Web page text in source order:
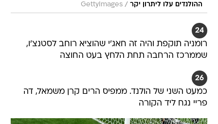
ההולנדים עלו ליתרון יקר /
GettyImages
24
רומניה תוקפת והיה זה חאג'י שהוציא רוחב לסטנצ'ו,
שממרכז הרחבה תחת הלחץ בעט החוצה
26
כמעט השני של הולנד. ממפיס הרים קרן משמאל, דה
פריי נגח ליד הקורה